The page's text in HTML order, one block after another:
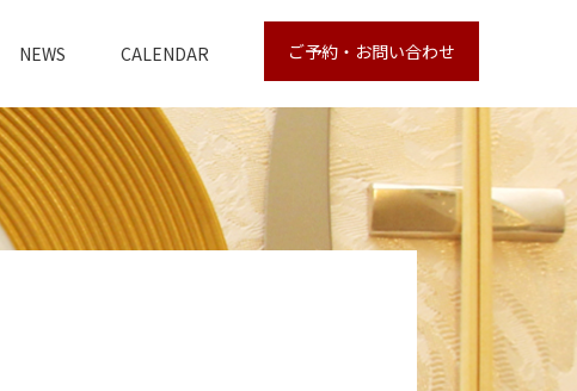
ご予約・お問い合わせ
NEWS CALENDAR